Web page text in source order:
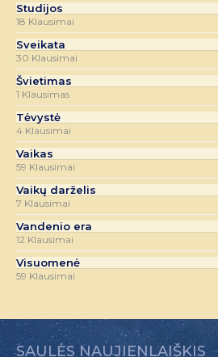
Studijos
18 Klausimai
Sveikata
30 Klausimai
Švietimas
1 Klausimas
Tėvystė
4 Klausimai
Vaikas
59 Klausimai
Vaikų darželis
7 Klausimai
Vandenio era
12 Klausimai
Visuomenė
59 Klausimai
SAULĖS NAUJIENLAIŠKIS